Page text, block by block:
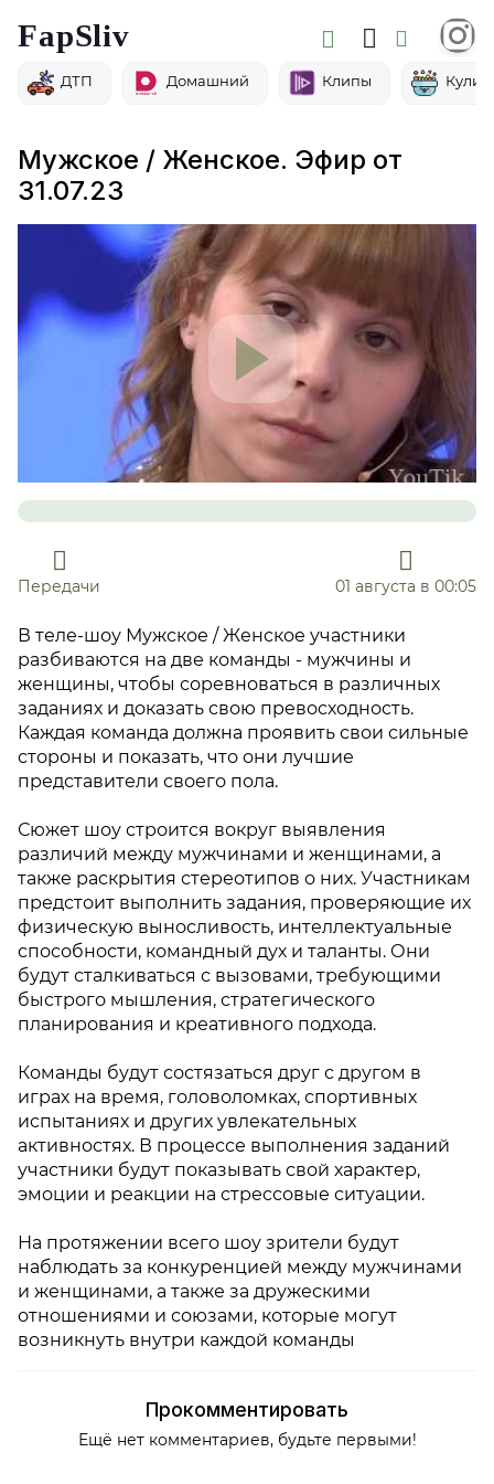
FapSliv
ДТП Домашний Клипы
Мужское / Женское. Эфир от
31.07.23
Передачи 01 августа в 00:05
В теле-шоу Мужское / Женское участники
разбиваются на две команды - мужчины и
женщины, чтобы соревноваться в различных
заданиях и доказать свою превосходность.
Каждая команда должна проявить свои сильные
стороны и показать, что они лучшие
представители своего пола.
Сюжет шоу строится вокруг выявления
различий между мужчинами и женщинами, а
также раскрытия стереотипов о них. Участникам
предстоит выполнить задания, проверяющие их
физическую выносливость, интеллектуальные
способности, командный дух и таланты. Они
будут сталкиваться с вызовами, требующими
быстрого мышления, стратегического
планирования и креативного подхода.
Команды будут состязаться друг с другом в
играх на время, головоломках, спортивных
испытаниях и других увлекательных
активностях. В процессе выполнения заданий
участники будут показывать свой характер,
эмоции и реакции на стрессовые ситуации.
На протяжении всего шоу зрители будут
наблюдать за конкуренцией между мужчинами
и женщинами, а также за дружескими
отношениями и союзами, которые могут
возникнуть внутри каждой команды
Прокомментировать
Ещё нет комментариев, будьте первыми!